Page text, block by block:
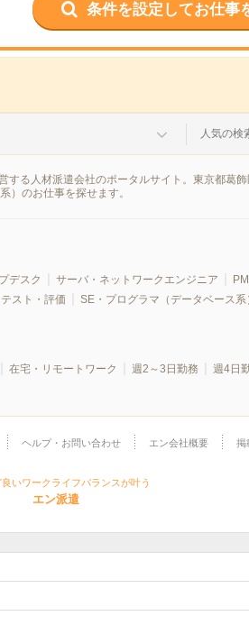
条件を設定してお仕事
人気の検
る人材派遣会社のポータルサイト。東京都葛
）のお仕事を探せます。
デスク サーバ・ネットワークエンジニア
テスト・評価 SE・プログラマ（データベース系
在宅・リモートワーク 週2～3日勤務 週4日
ヘルプ・お問い合わせ エン会社概要 掲
いワークライフバランスが叶う
エン派遣